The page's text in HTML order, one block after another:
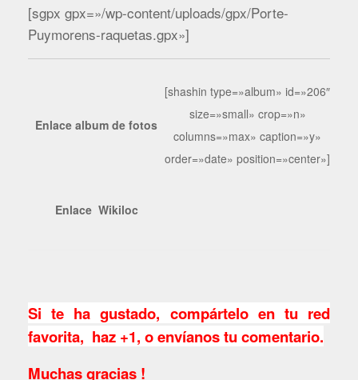
[sgpx gpx=»/wp-content/uploads/gpx/Porte-
Puymorens-raquetas.gpx»]
Enlace album de fotos
[shashin type=»album» id=»206″
size=»small» crop=»n»
columns=»max» caption=»y»
order=»date» position=»center»]
Enlace Wikiloc
Si te ha gustado, compártelo en tu red
favorita, haz +1, o envíanos tu comentario.
Muchas gracias !